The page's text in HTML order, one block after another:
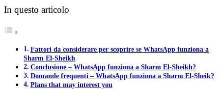
In questo articolo
Fattori da considerare per scoprire se WhatsApp funziona a
Sharm El-Sheikh
Conclusione – WhatsApp funziona a Sharm El-Sheikh?
Domande frequenti – WhatsApp funziona a Sharm El-Sheik?
Plans that may interest you